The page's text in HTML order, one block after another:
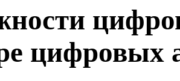
цифровых